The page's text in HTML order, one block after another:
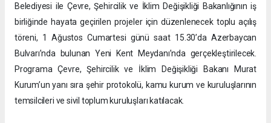
Belediyesi ile Çevre, Şehircilik ve İklim Değişikliği Bakanlığının iş
birliğinde hayata geçirilen projeler için düzenlenecek toplu açılış
töreni, 1 Ağustos Cumartesi günü saat 15.30’da Azerbaycan
Bulvarı’nda bulunan Yeni Kent Meydanı’nda gerçekleştirilecek.
Programa Çevre, Şehircilik ve İklim Değişikliği Bakanı Murat
Kurum’un yanı sıra şehir protokolü, kamu kurum ve kuruluşlarının
temsilcileri ve sivil toplum kuruluşları katılacak.